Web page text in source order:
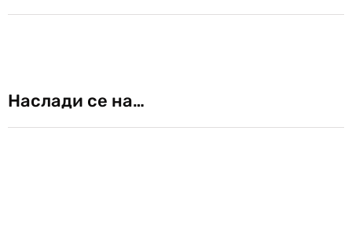
Наслади се на…